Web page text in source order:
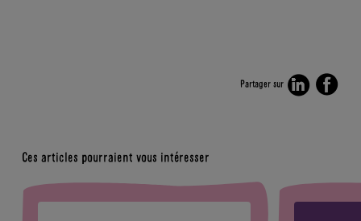
Partager sur
Ces articles pourraient vous intéresser